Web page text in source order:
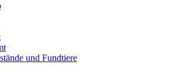
und Fundtiere